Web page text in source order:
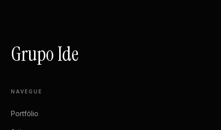
Grupo Ide
NAVEGUE
Portfólio